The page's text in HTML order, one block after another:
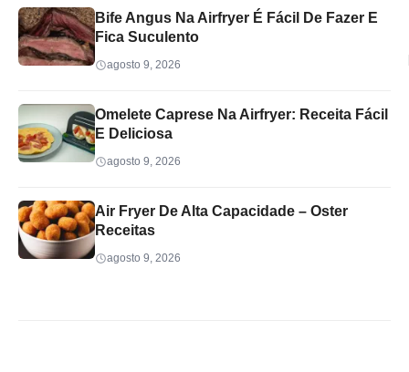
Bife Angus Na Airfryer É Fácil De Fazer E
Fica Suculento
agosto 9, 2026
Omelete Caprese Na Airfryer: Receita Fácil
E Deliciosa
agosto 9, 2026
Air Fryer De Alta Capacidade – Oster
Receitas
agosto 9, 2026